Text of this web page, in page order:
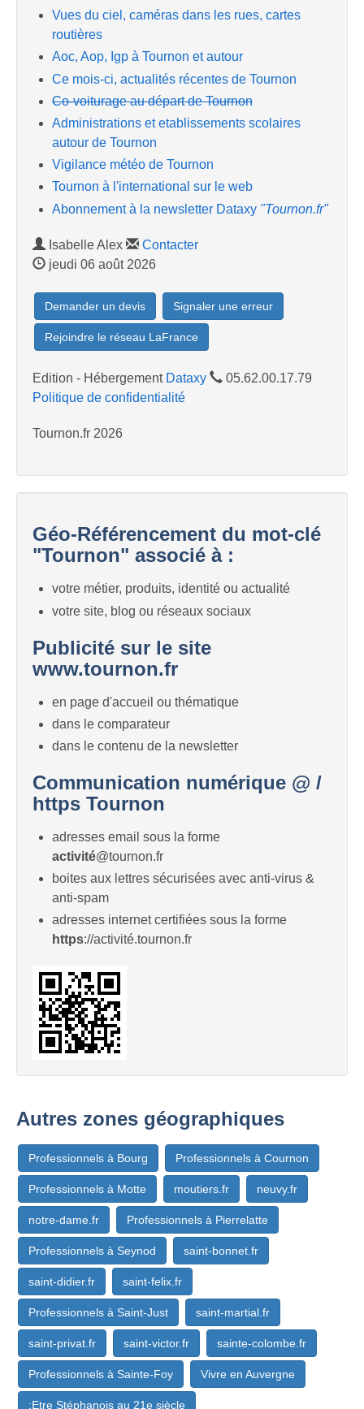
Vues du ciel, caméras dans les rues, cartes
routières
Aoc, Aop, Igp à Tournon et autour
Ce mois-ci, actualités récentes de Tournon
Co-voiturage au départ de Tournon
Administrations et etablissements scolaires
autour de Tournon
Vigilance météo de Tournon
Tournon à l'international sur le web
Abonnement à la newsletter Dataxy "Tournon.fr"
Isabelle Alex
Contacter
jeudi 06 août 2026
Demander un devis Signaler une erreur
Rejoindre le réseau LaFrance
Edition - Hébergement Dataxy
05.62.00.17.79
Politique de confidentialité
Tournon.fr 2026
Géo-Référencement du mot-clé
"Tournon" associé à :
votre métier, produits, identité ou actualité
votre site, blog ou réseaux sociaux
Publicité sur le site
www.tournon.fr
en page d'accueil ou thématique
dans le comparateur
dans le contenu de la newsletter
Communication numérique @ /
https Tournon
adresses email sous la forme
activité@tournon.fr
boites aux lettres sécurisées avec anti-virus &
anti-spam
adresses internet certifiées sous la forme
https://activité.tournon.fr
Autres zones géographiques
Professionnels à Bourg Professionnels à Cournon
Professionnels à Motte moutiers.fr neuvy.fr
notre-dame.fr Professionnels à Pierrelatte
Professionnels à Seynod saint-bonnet.fr
saint-didier.fr saint-felix.fr
Professionnels à Saint-Just saint-martial.fr
saint-privat.fr saint-victor.fr sainte-colombe.fr
Professionnels à Sainte-Foy Vivre en Auvergne
:Etre Stéphanois au 21e siècle